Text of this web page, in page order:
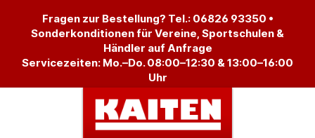
Fragen zur Bestellung? Tel.: 06826 93350 •
Sonderkonditionen für Vereine, Sportschulen &
Händler auf Anfrage
Servicezeiten: Mo.–Do. 08:00–12:30 & 13:00–16:00
Uhr